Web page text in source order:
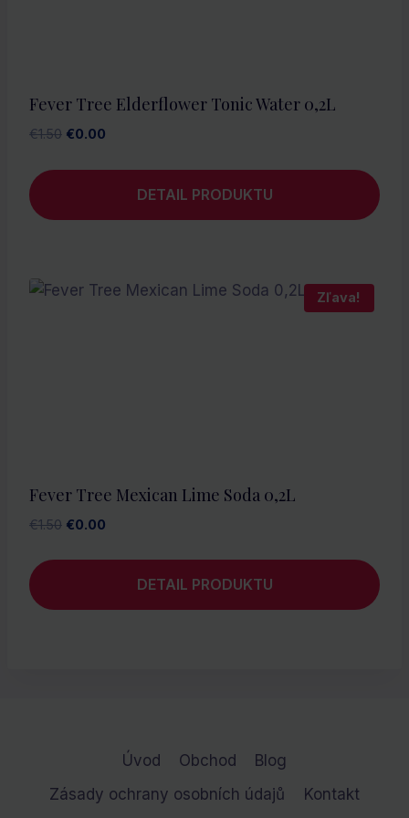
Fever Tree Elderflower Tonic Water 0,2L
€1.50 Pôvodná
bola:
€0.00
je:
€0.00.DETAIL PRODUKTU
Zľava!
Fever Tree Mexican Lime Soda 0,2L
€1.50 Pôvodná
€0.00
€0.00.DETAIL PRODUKTU
Úvod Obchod
Blog
Zásady ochrany osobních údajů
Kontakt